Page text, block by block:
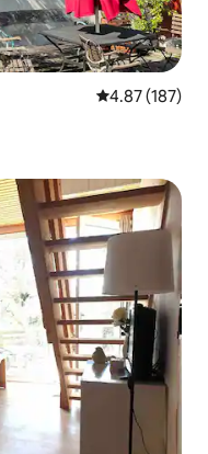
レビュー187
4.87 (187)